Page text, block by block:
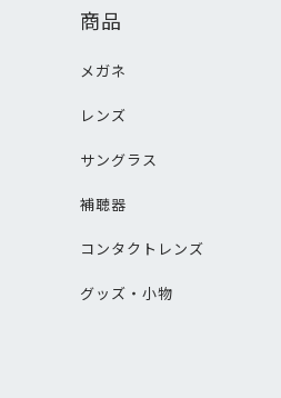
商品
メガネ
レンズ
サングラス
補聴器
コンタクトレンズ
グッズ・小物